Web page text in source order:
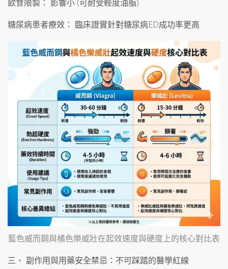
飲食限製： 影響小 (可耐受輕度油脂)
糖尿病患者療效： 臨床證實針對糖尿病ED成功率更高
藍色威而鋼與橘色樂威壯在起效速度與硬度上的核心對比表
三、 副作用與用藥安全禁忌：不可踩踏的醫學紅線